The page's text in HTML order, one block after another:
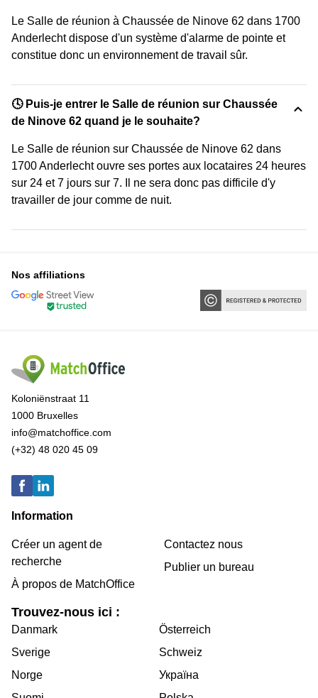
Le Salle de réunion à Chaussée de Ninove 62 dans 1700
Anderlecht dispose d'un système d'alarme de pointe et
constitue donc un environnement de travail sûr.
🕓 Puis-je entrer le Salle de réunion sur Chaussée
de Ninove 62 quand je le souhaite?
Le Salle de réunion sur Chaussée de Ninove 62 dans
1700 Anderlecht ouvre ses portes aux locataires 24 heures
sur 24 et 7 jours sur 7. Il ne sera donc pas difficile d'y
travailler de jour comme de nuit.
Nos affiliations
Koloniënstraat 11
1000 Bruxelles
info@matchoffice.com
(+32) 48 020 45 09
Information
Créer un agent de
recherche
À propos de MatchOffice
Contactez nous
Publier un bureau
Trouvez-nous ici :
Danmark
Sverige
Norge
Österreich
Schweiz
Україна